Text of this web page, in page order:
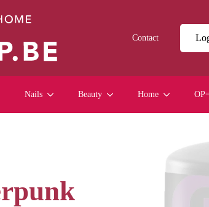
Contact
Nails Beauty Home